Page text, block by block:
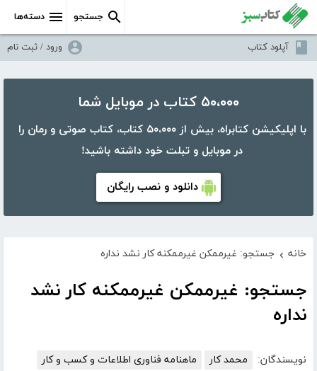
دسته‌ها جستجو
آپلود کتاب ورود / ثبت نام
۵۰،۰۰۰ کتاب در موبایل شما
با اپلیکیشن کتابراه، بیش از ۵۰،۰۰۰ کتاب، کتاب صوتی و رمان را
در موبایل و تبلت خود داشته باشید!
دانلود و نصب رایگان
خانه › جستجو: غیرممکن غیرممکنه کار نشد نداره
جستجو: غیرممکن غیرممکنه کار نشد
نداره
نویسندگان: محمد کار
ماهنامه فناوری اطلاعات و کسب و کار